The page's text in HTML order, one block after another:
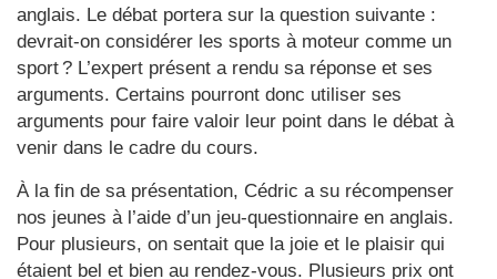
anglais. Le débat portera sur la question suivante :
devrait-on considérer les sports à moteur comme un
sport ? L’expert présent a rendu sa réponse et ses
arguments. Certains pourront donc utiliser ses
arguments pour faire valoir leur point dans le débat à
venir dans le cadre du cours.
À la fin de sa présentation, Cédric a su récompenser
nos jeunes à l’aide d’un jeu-questionnaire en anglais.
Pour plusieurs, on sentait que la joie et le plaisir qui
étaient bel et bien au rendez-vous. Plusieurs prix ont